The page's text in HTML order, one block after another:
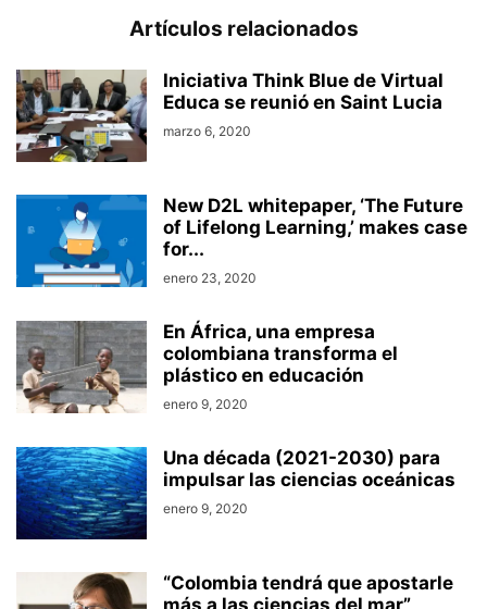
Artículos relacionados
Iniciativa Think Blue de Virtual
Educa se reunió en Saint Lucia
marzo 6, 2020
New D2L whitepaper, ‘The Future
of Lifelong Learning,’ makes case
for...
enero 23, 2020
En África, una empresa
colombiana transforma el
plástico en educación
enero 9, 2020
Una década (2021-2030) para
impulsar las ciencias oceánicas
enero 9, 2020
“Colombia tendrá que apostarle